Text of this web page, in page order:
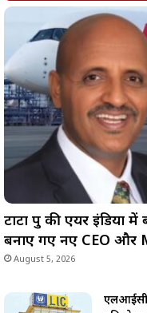
टाटा ग्रुप की एयर इंडिया
बनाए गए नए CEO और
August 5, 2026
एलआईसी